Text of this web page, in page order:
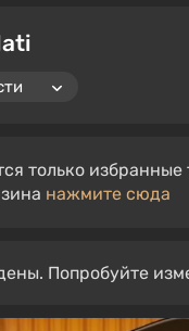
только избранные
нажмите сюда
Попробуйте